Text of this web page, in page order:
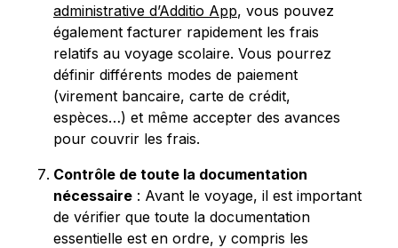
administrative d’Additio App, vous pouvez
également facturer rapidement les frais
relatifs au voyage scolaire. Vous pourrez
définir différents modes de paiement
(virement bancaire, carte de crédit,
espèces…) et même accepter des avances
pour couvrir les frais.
Contrôle de toute la documentation
nécessaire : Avant le voyage, il est important
de vérifier que toute la documentation
essentielle est en ordre, y compris les